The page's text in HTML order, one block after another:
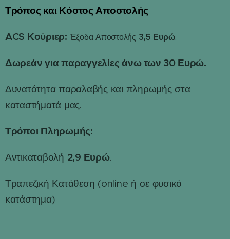
Τρόπος και Κόστος Αποστολής
ACS Κούριερ: Έξοδα Αποστολής 3,5 Ευρώ.
Δωρεάν για παραγγελίες άνω των 30 Ευρώ.
Δυνατότητα παραλαβής και πληρωμής στα
καταστήματά μας.
Τρόποι Πληρωμής:
Αντικαταβολή 2,9 Ευρώ.
Τραπεζική Κατάθεση (online ή σε φυσικό
κατάστημα)